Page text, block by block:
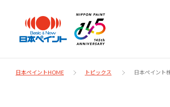
日本ペイントHOME トピックス 日本ペイント